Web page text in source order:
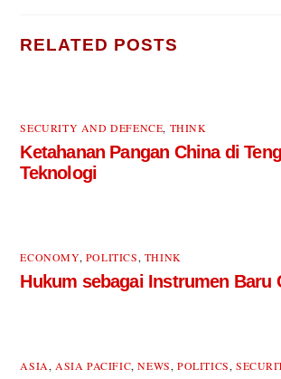
RELATED POSTS
SECURITY AND DEFENCE, THINK
Ketahanan Pangan China di
Teknologi
ECONOMY, POLITICS, THINK
Hukum sebagai Instrumen Baru
ASIA, ASIA PACIFIC,NEWS, POLITICS,